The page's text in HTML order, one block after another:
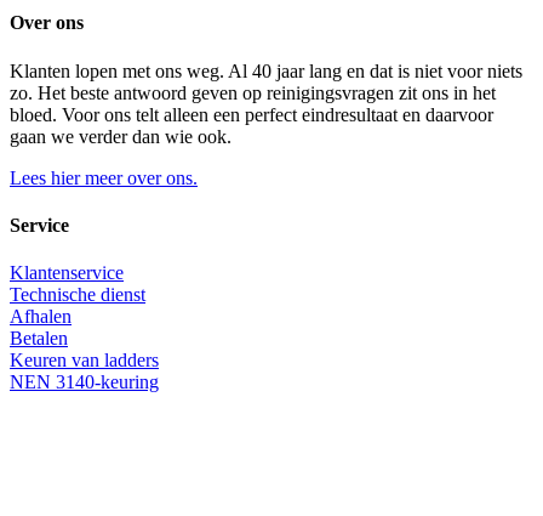
Over ons
Klanten lopen met ons weg. Al 40 jaar lang en dat is niet voor niets
zo. Het beste antwoord geven op reinigingsvragen zit ons in het
bloed. Voor ons telt alleen een perfect eindresultaat en daarvoor
gaan we verder dan wie ook.
Lees hier meer over ons.
Service
Klantenservice
Technische dienst
Afhalen
Betalen
Keuren van ladders
NEN 3140-keuring